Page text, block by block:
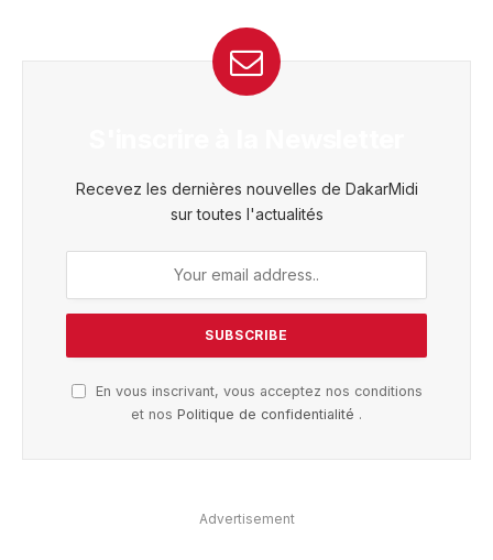
Recevez les dernières nouvelles de DakarMidi
sur toutes l'actualités
En vous inscrivant, vous acceptez nos conditions
et nos Politique de confidentialité .
Advertisement